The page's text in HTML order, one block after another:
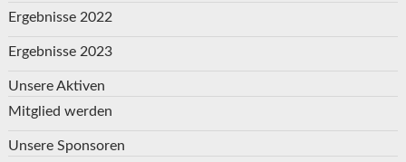
Ergebnisse 2022
Ergebnisse 2023
Unsere Aktiven
Mitglied werden
Unsere Sponsoren